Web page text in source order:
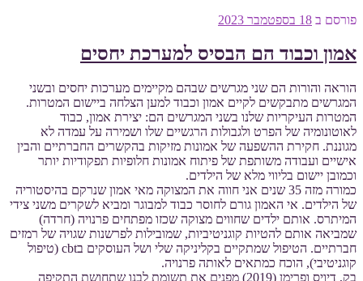
פורסם ב 18 בספטמבר 2023
אמון וכבוד הם הבסיס למערכת יחסים
הוראה והורות הם שני מגרשים שבהם מקיימים מערכות יחסים ובשני
המגרשים מתבקשים לקיים אמון וכבוד למען הצלחה ביישום המטרות.
המטרות העיקריות שלנו בשני המגרשים הם: יצירת אמון, כבוד
לאוטונומיה של הפרט ולגבולות הרגשיים שלו ושמירה על עמדה לא
מגוננת. חקירת ההשפעה של אמונות מזיקות בהקשרים החברתיים והבין
אישיים ועבודה משותפת של פיתוח אמונות חלופיות תפקודיות יותר
וכמובן יישום בליווי מלא של הילדים.
כמורה מזה 35 שנים אני חווה את המצוקה מאי אמון שנרקם בהיסטוריה
של הילדים. אי האמון גורם לחוסר כבוד למבוגר ומביא לשקרים משני צידי
המיתרס. אותם ילדים שחווים מצוקה שכזו מפתחים פרנויה (חרדה)
שמביאה אותם להטיות קוגניטיביות, שמובילות לפרשנות שגויה של רמזים
חברתיים. הטיפול שמתקיים בקליניקה שלי ושל העוסקים בcbt (טיפול
קוגניטיבי), הוכח כמתאים לאותה פרנויה.
בק, דיויס ופרימן (2019) מפנים את תשומת לבנו שתחושת התקיפה